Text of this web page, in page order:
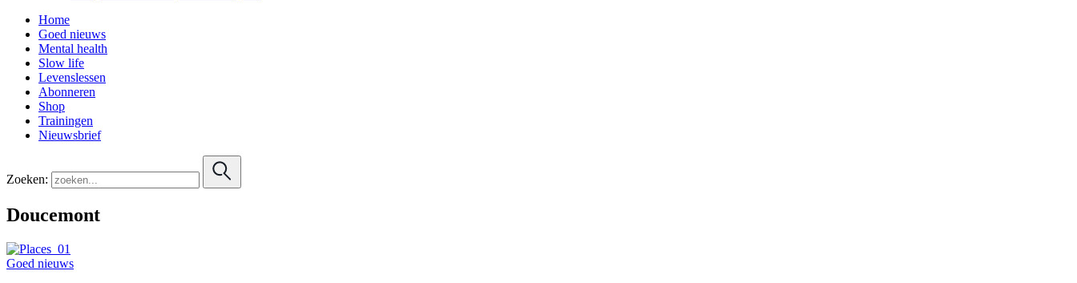
Home
Goed nieuws
Mental health
Slow life
Levenslessen
Abonneren
Shop
Trainingen
Nieuwsbrief
Zoeken:
Doucemont
Goed nieuws